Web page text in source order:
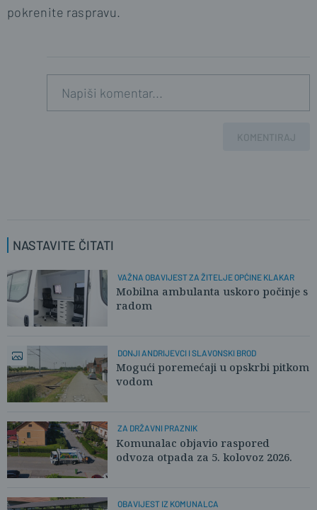
pokrenite raspravu.
KOMENTIRAJ
NASTAVITE ČITATI
VAŽNA OBAVIJEST ZA ŽITELJE OPĆINE KLAKAR
Mobilna ambulanta uskoro počinje s
radom
DONJI ANDRIJEVCI I SLAVONSKI BROD
Mogući poremećaji u opskrbi pitkom
vodom
ZA DRŽAVNI PRAZNIK
Komunalac objavio raspored
odvoza otpada za 5. kolovoz 2026.
OBAVIJEST IZ KOMUNALCA